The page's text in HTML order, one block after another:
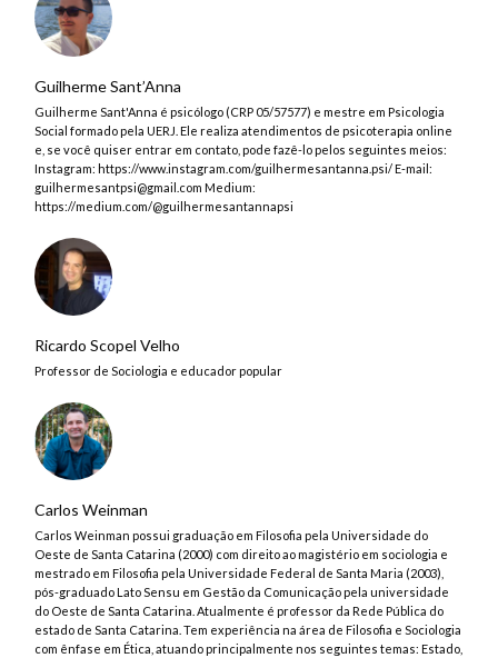
Guilherme Sant’Anna
Guilherme Sant'Anna é psicólogo (CRP 05/57577) e mestre em Psicologia
Social formado pela UERJ. Ele realiza atendimentos de psicoterapia online
e, se você quiser entrar em contato, pode fazê-lo pelos seguintes meios:
Instagram: https://www.instagram.com/guilhermesantanna.psi/ E-mail:
guilhermesantpsi@gmail.com Medium:
https://medium.com/@guilhermesantannapsi
Ricardo Scopel Velho
Professor de Sociologia e educador popular
Carlos Weinman
Carlos Weinman possui graduação em Filosofia pela Universidade do
Oeste de Santa Catarina (2000) com direito ao magistério em sociologia e
mestrado em Filosofia pela Universidade Federal de Santa Maria (2003),
pós-graduado Lato Sensu em Gestão da Comunicação pela universidade
do Oeste de Santa Catarina. Atualmente é professor da Rede Pública do
estado de Santa Catarina. Tem experiência na área de Filosofia e Sociologia
com ênfase em Ética, atuando principalmente nos seguintes temas: Estado,